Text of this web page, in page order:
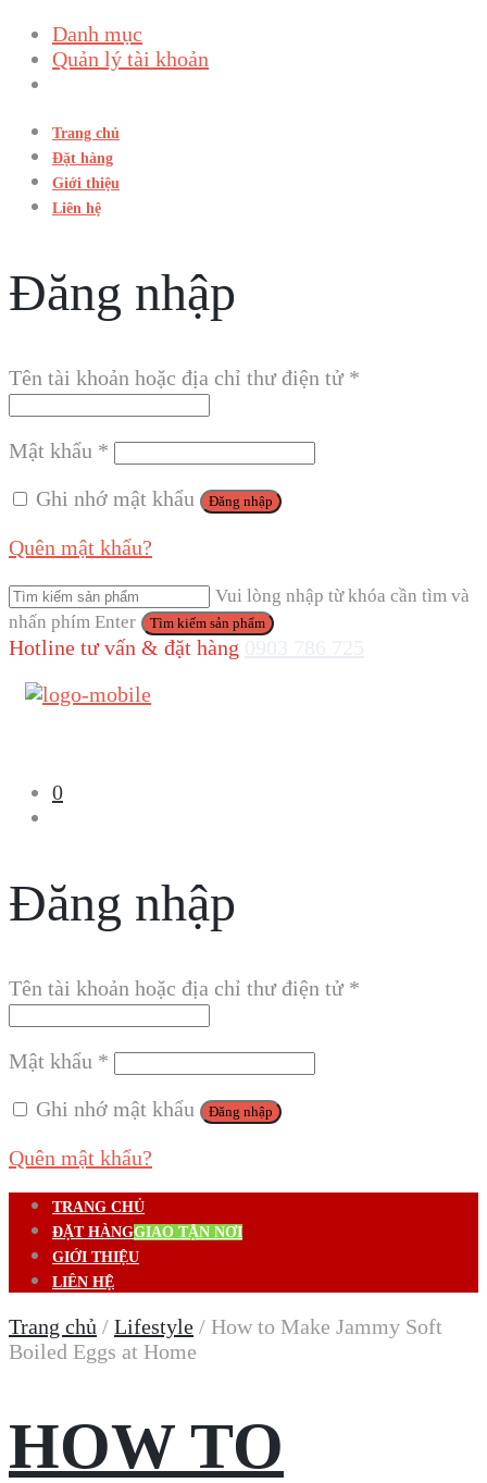
Danh mục
Quản lý tài khoản
Trang chủ
Đặt hàng
Giới thiệu
Liên hệ
Đăng nhập
Tên tài khoản hoặc địa chỉ thư điện tử *
Mật khẩu *
Ghi nhớ mật khẩu
Đăng nhập
Quên mật khẩu?
Vui lòng nhập từ khóa cần tìm và
nhấn phím Enter
Hotline tư vấn & đặt hàng
0
Đăng nhập
Tên tài khoản hoặc địa chỉ thư điện tử *
Mật khẩu *
Ghi nhớ mật khẩu
Đăng nhập
Quên mật khẩu?
TRANG CHỦ
ĐẶT HÀNGGIAO TẬN NƠI
GIỚI THIỆU
LIÊN HỆ
Trang chủ / Lifestyle / How to Make Jammy Soft
Boiled Eggs at Home
HOW TO